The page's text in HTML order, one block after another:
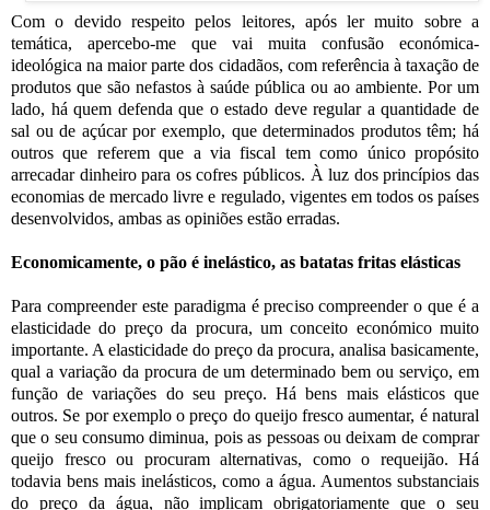
Com o devido respeito pelos leitores, após ler muito sobre a
temática, apercebo-me que vai muita confusão económica-
ideológica na maior parte dos cidadãos, com referência à taxação de
produtos que são nefastos à saúde pública ou ao ambiente. Por um
lado, há quem defenda que o estado deve regular a quantidade de
sal ou de açúcar por exemplo, que determinados produtos têm; há
outros que referem que a via fiscal tem como único propósito
arrecadar dinheiro para os cofres públicos. À luz dos princípios das
economias de mercado livre e regulado, vigentes em todos os países
desenvolvidos, ambas as opiniões estão erradas.
Economicamente, o pão é inelástico, as batatas fritas elásticas
Para compreender este paradigma é preciso compreender o que é a
elasticidade do preço da procura, um conceito económico muito
importante. A elasticidade do preço da procura, analisa basicamente,
qual a variação da procura de um determinado bem ou serviço, em
função de variações do seu preço. Há bens mais elásticos que
outros. Se por exemplo o preço do queijo fresco aumentar, é natural
que o seu consumo diminua, pois as pessoas ou deixam de comprar
queijo fresco ou procuram alternativas, como o requeijão. Há
todavia bens mais inelásticos, como a água. Aumentos substanciais
do preço da água, não implicam obrigatoriamente que o seu